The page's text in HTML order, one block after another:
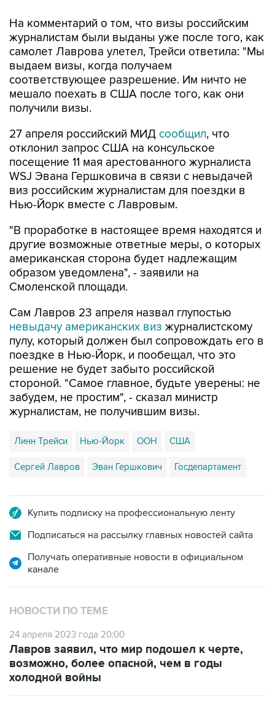
самолет Лаврова улетел, Трейси ответила: "Мы
выдаем визы, когда получаем
соответствующее разрешение. Им ничто не
мешало поехать в США после того, как они
получили визы.
27 апреля российский МИД
посещение 11 мая арестованного журналиста
WSJ Эвана Гершковича в связи с невыдачей
виз российским журналистам для поездки в
Нью-Йорк вместе с Лавровым.
"В проработке в настоящее время находятся и
американская сторона будет надлежащим
образом уведомлена", - заявили на
Смоленской площади.
Сам Лавров 23 апреля назвал глупостью
пулу, который должен был сопровождать его в
поездке в Нью-Йорк, и пообещал, что это
решение не будет забыто российской
стороной. "Самое главное, будьте уверены: не
забудем, не простим", - сказал министр
журналистам, не получившим визы.
Линн Трейси Нью-Йорк ООН США
Сергей Лавров Эван Гершкович Госдепартамент
Подписаться на рассылку главных новостей сайта
Получать оперативные новости в официальном
канале
НОВОСТИ ПО ТЕМЕ
24 апреля 2023 года 20:00
возможно, более опасной, чем в годы
холодной войны
23 апреля 2023 года 16:32